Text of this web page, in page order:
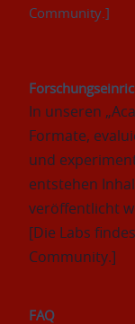
Community.]
In unseren
Formate,
und
entstehen
veröffentlicht
[Die Labs
Community.]
FAQ